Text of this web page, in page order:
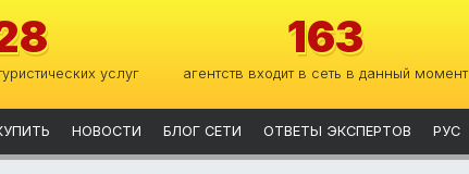
услуг
163
агентств входит в сеть в данный момент
НОВОСТИ БЛОГ СЕТИ ОТВЕТЫ ЭКСПЕРТОВ РУС